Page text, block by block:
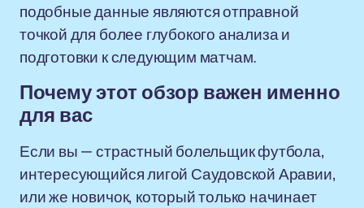
подобные данные являются отправной
точкой для более глубокого анализа и
подготовки к следующим матчам.
Почему этот обзор важен именно
для вас
Если вы — страстный болельщик футбола,
интересующийся лигой Саудовской Аравии,
или же новичок, который только начинает